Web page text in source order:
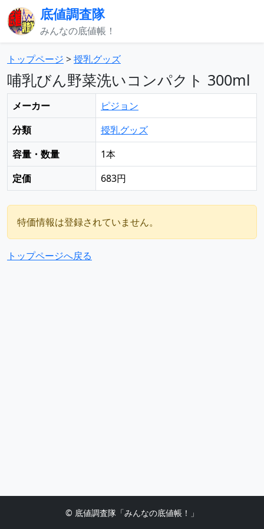
底値調査隊
みんなの底値帳！
トップページ >授乳グッズ
哺乳びん野菜洗いコンパクト 300ml
メーカー
ピジョン
分類
授乳グッズ
容量・数量
1本
定価
683円
特価情報は登録されていません。
トップページへ戻る
© 底値調査隊「みんなの底値帳！」